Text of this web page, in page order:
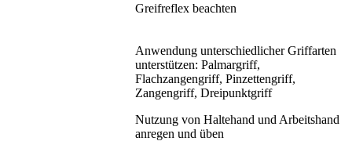
Greifreflex beachten
Anwendung unterschiedlicher Griffarten
unterstützen: Palmargriff,
Flachzangengriff, Pinzettengriff,
Zangengriff, Dreipunktgriff
Nutzung von Haltehand und Arbeitshand
anregen und üben